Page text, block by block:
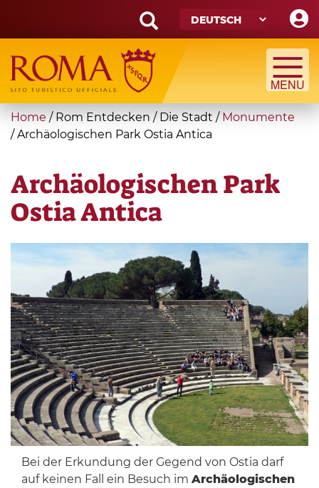
main
content
Search
form
Suche
You
are
Home / Rom Entdecken / Die Stadt / Monumente
/Archäologischen Park Ostia Antica
Archäologischen Park
Ostia Antica
Bei der Erkundung der Gegend von Ostia darf
auf keinen Fall ein Besuch im Archäologischen